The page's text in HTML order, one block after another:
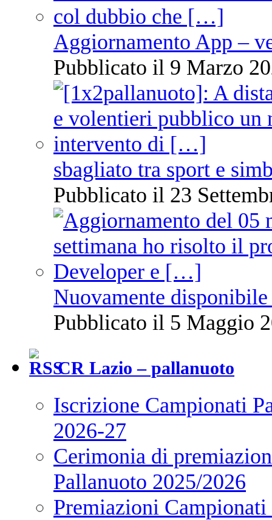
Aggiornamento App –
Pubblicato il 9 Marzo
sbagliato tra sport e
Pubblicato il 23
Nuovamente
Pubblicato il 5 Maggio
CR Lazio – pallanuoto
Iscrizione Campionati
2026-27
Cerimonia di
Pallanuoto 2025/2026
Premiazioni